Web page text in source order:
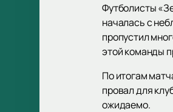
Футболисты
началась с
пропустил
этой команды
По итогам
провал для
ожидаемо.